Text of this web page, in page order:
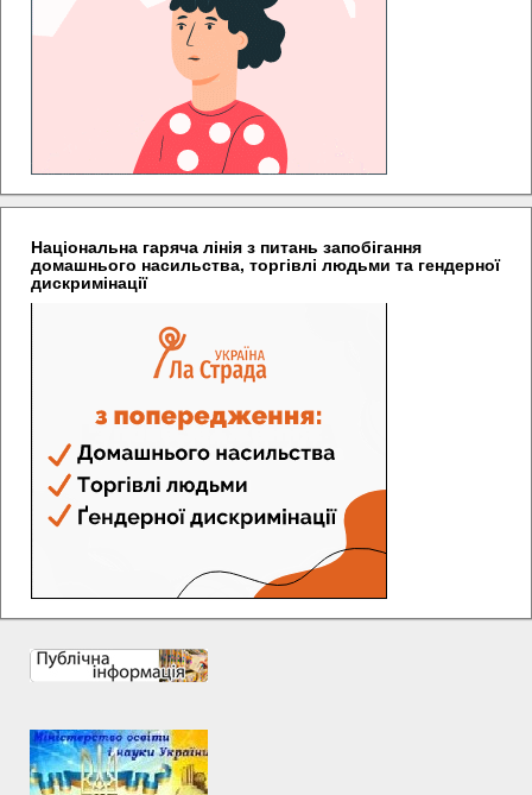
Національна гаряча лінія з питань запобігання
домашнього насильства, торгівлі людьми та гендерної
дискримінації